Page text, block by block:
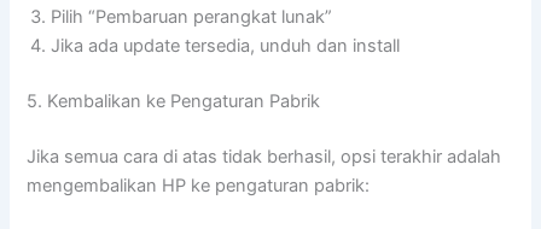
Pilih “Pembaruan perangkat lunak”
Jika ada update tersedia, unduh dan install
5. Kembalikan ke Pengaturan Pabrik
Jika semua cara di atas tidak berhasil, opsi terakhir adalah
mengembalikan HP ke pengaturan pabrik: